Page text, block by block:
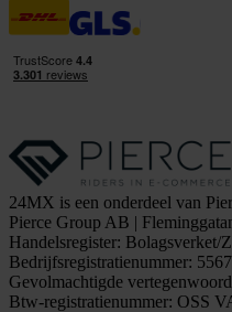
24MX is een onderdeel van
Pierce Group AB |
Handelsregister: Bolagsverket/
Bedrijfsregistratienummer:
Gevolmachtigde
Btw-registratienummer: OSS